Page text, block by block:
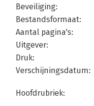
Beveiliging:
Bestandsformaat:
Aantal pagina's:
Uitgever:
Druk:
Verschijningsdatum:
Hoofdrubriek: